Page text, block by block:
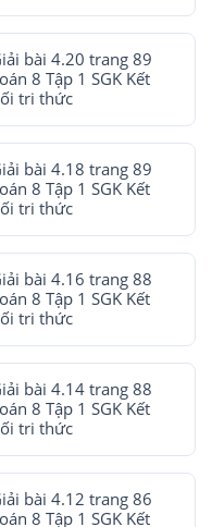
bài 4.20 trang 89
8 Tập 1 SGK Kết
tri thức
bài 4.18 trang 89
8 Tập 1 SGK Kết
tri thức
bài 4.16 trang 88
8 Tập 1 SGK Kết
tri thức
bài 4.14 trang 88
8 Tập 1 SGK Kết
tri thức
bài 4.12 trang 86
8 Tập 1 SGK Kết